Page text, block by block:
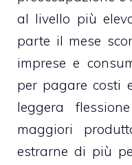
al livello più
parte il mese
imprese e
per pagare costi
leggera
maggiori
estrarne di più